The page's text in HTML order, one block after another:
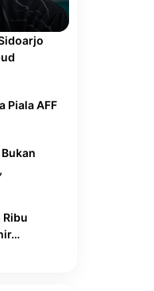
Piala AFF
Ribu